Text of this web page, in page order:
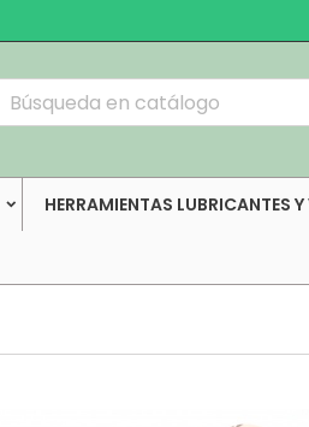
HERRAMIENTAS LUBRICANTES